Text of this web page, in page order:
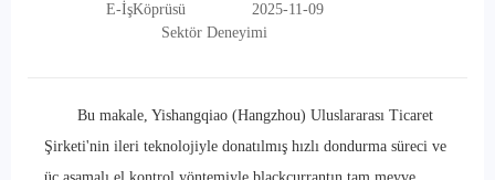
E-İşKöprüsü
2025-11-09
Sektör Deneyimi
Bu makale, Yishangqiao (Hangzhou) Uluslararası Ticaret
Şirketi'nin ileri teknolojiyle donatılmış hızlı dondurma süreci ve